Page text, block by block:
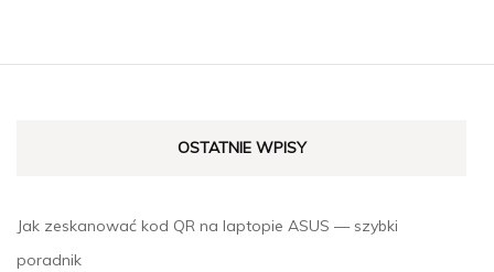
OSTATNIE WPISY
Jak zeskanować kod QR na laptopie ASUS — szybki
poradnik